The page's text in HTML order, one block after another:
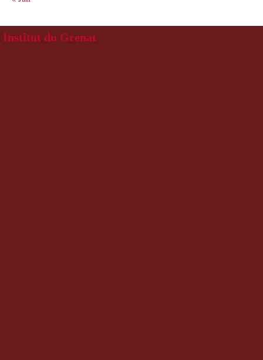
Institut du Grenat